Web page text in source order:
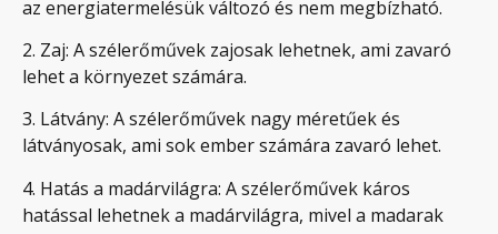
az energiatermelésük változó és nem megbízható.
2. Zaj: A szélerőművek zajosak lehetnek, ami zavaró
lehet a környezet számára.
3. Látvány: A szélerőművek nagy méretűek és
látványosak, ami sok ember számára zavaró lehet.
4. Hatás a madárvilágra: A szélerőművek káros
hatással lehetnek a madárvilágra, mivel a madarak